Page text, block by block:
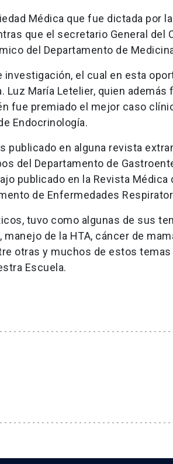
Médica que fue dictada por
que el secretario General del
del Departamento de
el cual en esta
Luz María Letelier, quien
fue premiado el mejor caso
Endocrinología.
publicado en alguna revista
del Departamento de
publicado en la Revista Médica
de Enfermedades
tuvo como algunas de sus
de la HTA, cáncer de
otras y muchos de estos
Escuela.